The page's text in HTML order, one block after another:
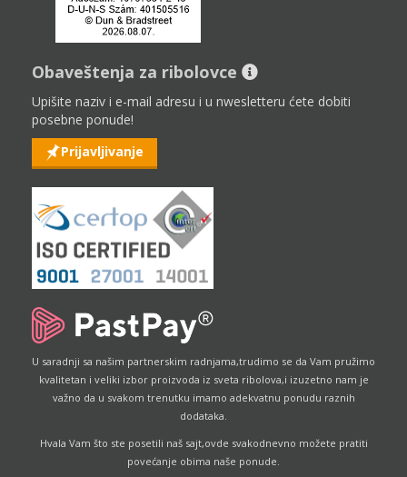
Obaveštenja za ribolovce
Upišite naziv i e-mail adresu i u nwesletteru ćete dobiti
posebne ponude!
Prijavljivanje
U saradnji sa našim partnerskim radnjama,trudimo se da Vam pružimo
kvalitetan i veliki izbor proizvoda iz sveta ribolova,i izuzetno nam je
važno da u svakom trenutku imamo adekvatnu ponudu raznih
dodataka.
Hvala Vam što ste posetili naš sajt,ovde svakodnevno možete pratiti
povećanje obima naše ponude.